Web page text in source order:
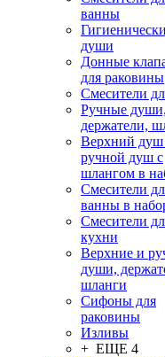
ванны
души
Донные
для раковины
Смесители
Ручные души,
держатели,
Верхний
ручной душ с
шлангом в
Смесители
ванны в
Смесители
кухни
Верхние и
души,
шланги
Сифоны для
раковины
Изливы
+ ЕЩЕ 4